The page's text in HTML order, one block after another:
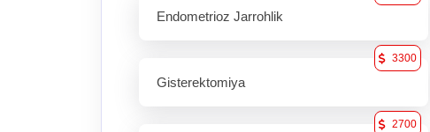
Endometrioz Jarrohlik
Gisterektomiya
3300
2700